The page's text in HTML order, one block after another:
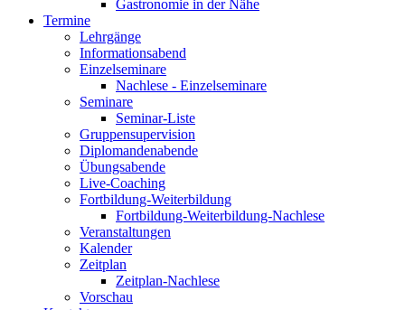
Gastronomie in der Nähe
Termine
Lehrgänge
Informationsabend
Einzelseminare
Nachlese - Einzelseminare
Seminare
Seminar-Liste
Gruppensupervision
Diplomandenabende
Übungsabende
Live-Coaching
Fortbildung-Weiterbildung
Fortbildung-Weiterbildung-Nachlese
Veranstaltungen
Kalender
Zeitplan
Zeitplan-Nachlese
Vorschau